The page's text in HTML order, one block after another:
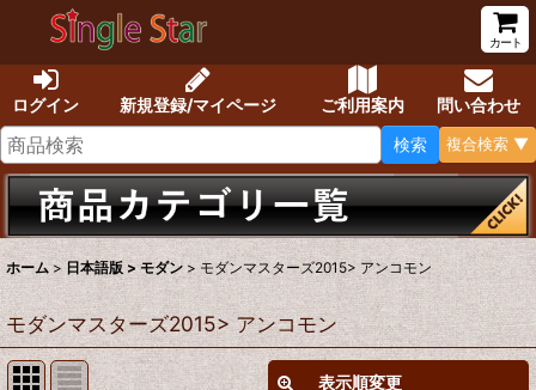
カート
ログイン 新規登録/マイページ ご利用案内
問い合わせ
検索
複合検索 ▼
ホーム > 日本語版 > モダン > モダンマスターズ2015> アンコモン
モダンマスターズ2015> アンコモン
表示順変更